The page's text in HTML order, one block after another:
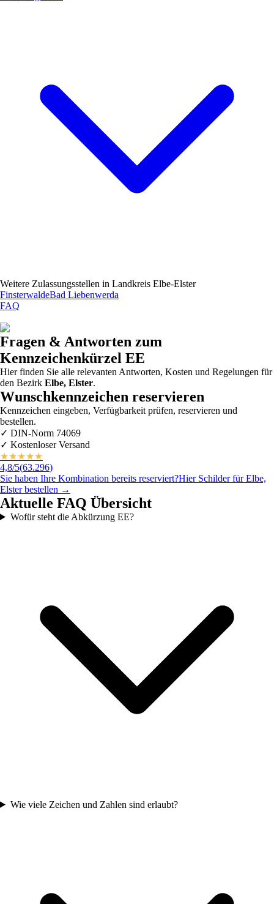
Weitere Zulassungsstellen in Landkreis Elbe-Elster
FinsterwaldeBad Liebenwerda
FAQ
Fragen & Antworten zum
Kennzeichenkürzel EE
Hier finden Sie alle relevanten Antworten, Kosten und Regelungen für
den Bezirk Elbe, Elster.
Wunschkennzeichen reservieren
Kennzeichen eingeben, Verfügbarkeit prüfen, reservieren und
bestellen.
✓ DIN-Norm 74069
✓ Kostenloser Versand
★★★★★
4,8/5(63.296)
Sie haben Ihre Kombination bereits reserviert?Hier Schilder fürElbe,
Elsterbestellen →
Aktuelle FAQ Übersicht
Wofür steht die Abkürzung EE?
Wie viele Zeichen und Zahlen sind erlaubt?